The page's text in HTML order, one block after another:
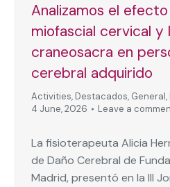
Analizamos el
miofascial cervical y
craneosacra en
cerebral adquirido
Activities, Destacados, General,
4 June, 2026
Leave a
La fisioterapeuta Alicia
de Daño Cerebral de
Madrid, presentó en la III